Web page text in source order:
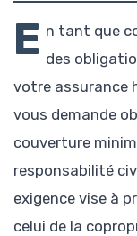
E n tant que
des
votre assurance
vous demande
couverture
responsabilité
exigence vise à
celui de la